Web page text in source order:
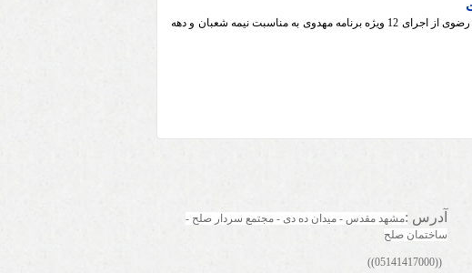
مسئول دفتر نمایندگی ولی فقیه در جمعیت هلال احمر خراسان رضوی از اجرای 12 ویژه برنامه مهدوی به مناسبت نیمه شعبان و دهه
آدرس :
ساختمان صلح
((05141417000))